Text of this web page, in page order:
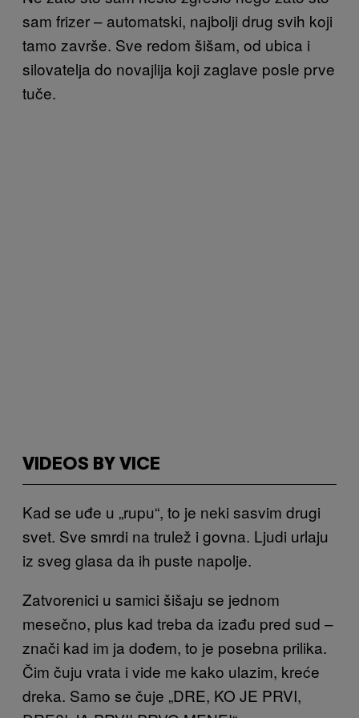
sam frizer – automatski, najbolji drug svih koji
tamo završe. Sve redom šišam, od ubica i
silovatelja do novajlija koji zaglave posle prve
tuče.
VIDEOS BY VICE
Kad se uđe u „rupu“, to je neki sasvim drugi
svet. Sve smrdi na trulež i govna. Ljudi urlaju
iz sveg glasa da ih puste napolje.
Zatvorenici u samici šišaju se jednom
mesečno, plus kad treba da izađu pred sud –
znači kad im ja dođem, to je posebna prilika.
Čim čuju vrata i vide me kako ulazim, kreće
dreka. Samo se čuje „DRE, KO JE PRVI,